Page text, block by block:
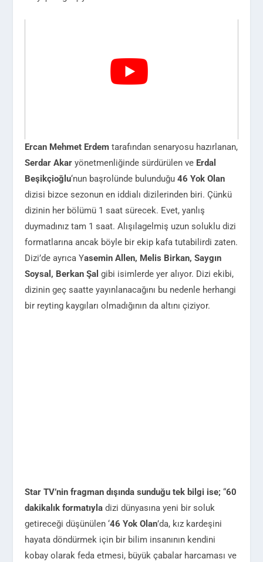
Ercan Mehmet Erdem tarafından senaryosu hazırlanan,
Serdar Akar yönetmenliğinde sürdürülen ve Erdal
Beşikçioğlu‘nun başrolünde bulunduğu46 Yok Olan
dizisi bizce sezonun en iddialı dizilerinden biri. Çünkü
dizinin her bölümü 1 saat sürecek. Evet, yanlış
duymadınız tam 1 saat. Alışılagelmiş uzun soluklu dizi
formatlarına ancak böyle bir ekip kafa tutabilirdi zaten.
Dizi’de ayrıca Yasemin Allen, Melis Birkan, Saygın
Soysal, Berkan Şal gibi isimlerde yer alıyor. Dizi ekibi,
dizinin geç saatte yayınlanacağını bu nedenle herhangi
bir reyting kaygıları olmadığının da altını çiziyor.
Star TV’nin fragman dışında sunduğu tek bilgi ise; “60
dakikalık formatıyla dizi dünyasına yeni bir soluk
getireceği düşünülen ‘46 Yok Olan’da, kız kardeşini
hayata döndürmek için bir bilim insanının kendini
kobay olarak feda etmesi, büyük çabalar harcaması ve